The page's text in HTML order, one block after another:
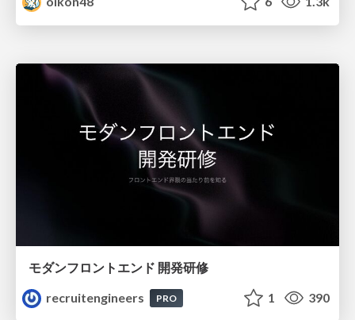
モダンフロントエンド 開発研修
recruitengineers
PRO 1 390